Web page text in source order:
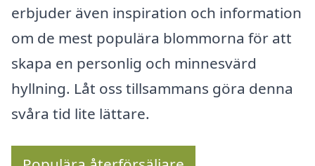
erbjuder även inspiration och information
om de mest populära blommorna för att
skapa en personlig och minnesvärd
hyllning. Låt oss tillsammans göra denna
svåra tid lite lättare.